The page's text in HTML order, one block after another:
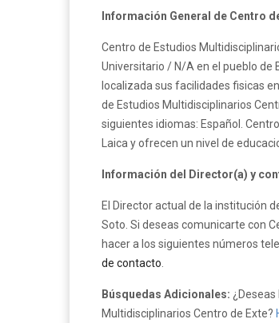
Información General de Centro
Centro de Estudios
Universitario / N/A en el pueblo de
localizada sus facilidades fisicas
de Estudios Multidisciplinarios
siguientes idiomas: Español.
Laica y ofrecen un nivel de
Información del Director(a) y
El Director actual de la institución
Soto. Si deseas comunicarte con
hacer a los siguientes números
de contacto
Búsquedas Adicionales:
Multidisciplinarios Centro de Exte?